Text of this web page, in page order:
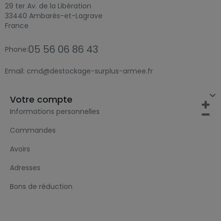
29 ter Av. de la Libération
33440 Ambarès-et-Lagrave
France
Phone:05 56 06 86 43
Email: cmd@destockage-surplus-armee.fr

Votre compte
Informations personnelles
Commandes
Avoirs
Adresses
Bons de réduction